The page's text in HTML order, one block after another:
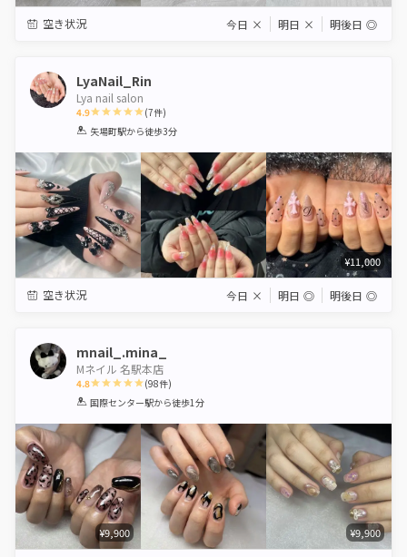
空き状況 今日 × 明日 × 明後日 ◎
LyaNail_Rin
Lya nail salon
4.9
1 2 3 4 5
(7件)
矢場町駅から徒歩3分
¥11,000
空き状況 今日 × 明日 ◎ 明後日 ◎
mnail_.mina_
Mネイル 名駅本店
4.8
1 2 3 4 5
(98件)
国際センター駅から徒歩1分
¥9,900 ¥9,900